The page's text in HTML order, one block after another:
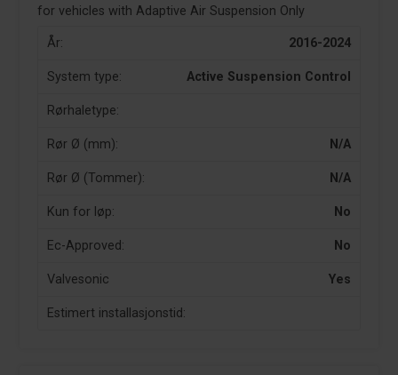
for vehicles with Adaptive Air Suspension Only
År: 2016-2024
System type: Active Suspension Control
Rørhaletype:
Rør Ø (mm): N/A
Rør Ø (Tommer): N/A
Kun for løp: No
Ec-Approved: No
Valvesonic Yes
Estimert installasjonstid: